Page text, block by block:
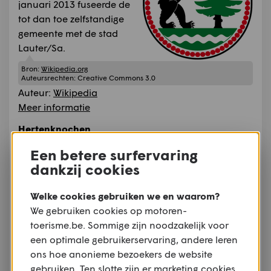
januari 2013 fuseerde de
tot dan toe zelfstandige
gemeente met de stad
Lauter/Sa.
Bron: Wikipedia.org
Auteursrechten: Creative Commons 3.0
Auteur: Wikipedia
Meer informatie
Hertenknochen
De hertsknof is een van
de lagere bergen die het
dal bij Aue omringen.
Hij is 517 meter hoog.
Zijn hellingen zijn deels
bebost, deels met
volkstuintjes en kleine
woonhuizen bebouwd. Hij behoort tot het
Een betere surfervaring
dankzij cookies
Welke cookies gebruiken we en waarom?
We gebruiken cookies op motoren-
toerisme.be. Sommige zijn noodzakelijk voor
een optimale gebruikerservaring, andere leren
ons hoe anonieme bezoekers de website
gebruiken. Ten slotte zijn er marketing cookies